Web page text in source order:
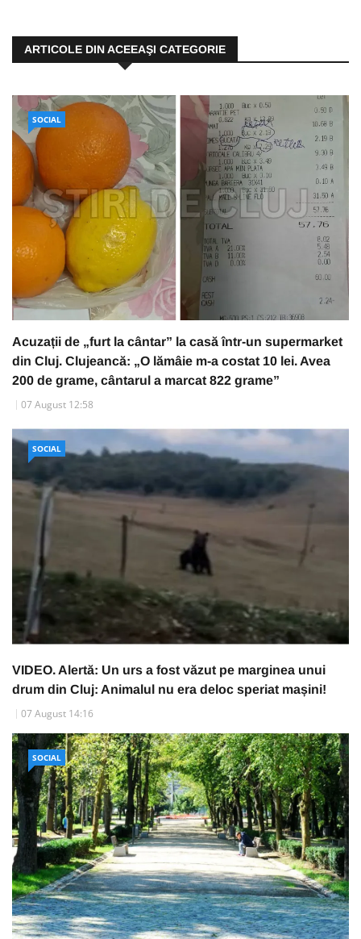
ARTICOLE DIN ACEEAŞI CATEGORIE
SOCIAL
Acuzații de „furt la cântar” la casă într-un supermarket
din Cluj. Clujeancă: „O lămâie m-a costat 10 lei. Avea
200 de grame, cântarul a marcat 822 grame”
07 August 12:58
SOCIAL
VIDEO. Alertă: Un urs a fost văzut pe marginea unui
drum din Cluj: Animalul nu era deloc speriat mașini!
07 August 14:16
SOCIAL